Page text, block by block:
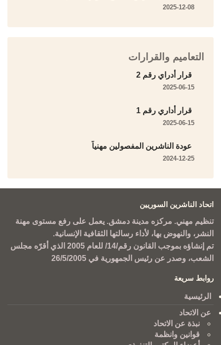
2025-12-08
التعاميم والقرارات
قرار أدراي رقم 2
2025-06-15
قرار أداري رقم 1
2025-06-15
عودة الناشرين المفصولين مهنياً
2024-12-25
اتحاد الناشرين السوريين
تنظيم مهني. مركزه مدينة دمشق. يعمل على رفع مستوى مهنة
النشر، والنهوض بها، لأداء رسالتها الثقافية الإنسانية.
تم إنشاؤه بموجب القانون رقم/14/ للعام 2005 الذي أقرّه مجلس
الشعب، وصدر عن رئيس الجمهورية في 26/5/2005
روابط سريعة
الرئيسية
عن الاتحاد
نبذة عن الاتحاد
قوانين وانظمة